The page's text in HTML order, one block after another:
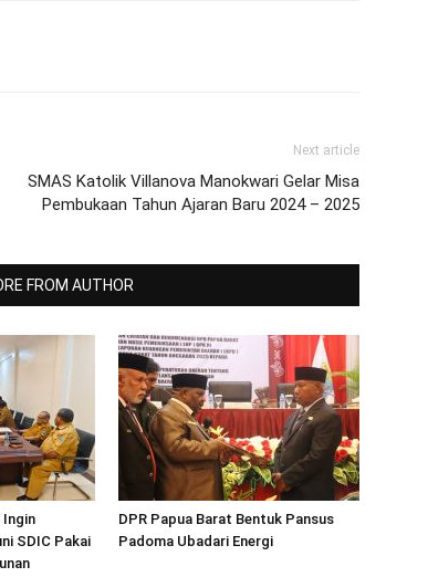
Next article
SMAS Katolik Villanova Manokwari Gelar Misa
Pembukaan Tahun Ajaran Baru 2024 – 2025
FROM AUTHOR
Ingin
SDIC Pakai
DPR Papua Barat Bentuk Pansus
Padoma Ubadari Energi